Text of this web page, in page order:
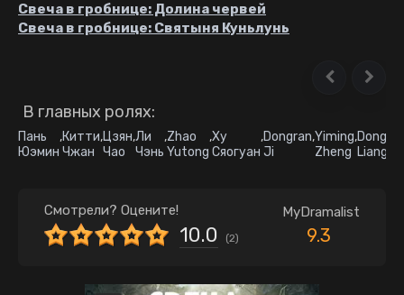
Свеча в гробнице: Долина червей
Свеча в гробнице: Святыня Куньлунь
В главных ролях:
Пань
Юэмин
,Китти
Чжан
,Цзян
Чао
,Ли
Чэнь
,Zhao
Yutong
,Ху
Сяогуан
,Dongran
Ji
,Yiming
Zheng
,Dong
Liang
Смотрели? Оцените!
10.0 (2)
MyDramalist
9.3